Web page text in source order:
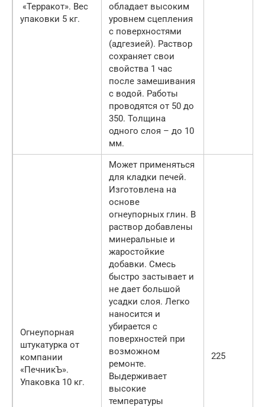
«Терракот». Вес
упаковки 5 кг.
обладает высоким
уровнем сцепления
с поверхностями
(адгезией). Раствор
сохраняет свои
свойства 1 час
после замешивания
с водой. Работы
проводятся от 50 до
350. Толщина
одного слоя – до 10
мм.
Огнеупорная
штукатурка от
компании
«ПечникЪ».
Упаковка 10 кг.
Может применяться
для кладки печей.
Изготовлена на
основе
огнеупорных глин. В
раствор добавлены
минеральные и
жаростойкие
добавки. Смесь
быстро застывает и
не дает большой
усадки слоя. Легко
наносится и
убирается с
поверхностей при
возможном
ремонте.
Выдерживает
высокие
температуры
225